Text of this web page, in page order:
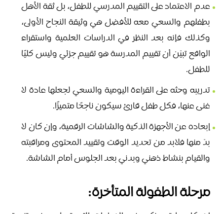
عدم الاعتماد على التقييم المدرسي للطفل، بل ثقة الأهل
بطفلهم والسعي معه للأفضل هي وثيقة النجاح الأولى،
وكذلك فإنه بعد النظر في الدراسات العلمية واستقراء
الواقع تبيّن أن تقييم المدرسة هو تقييم جزئي وليس كليًا
للطفل.
تدريبه وحثه على القراءة اليومية والسعي لجعلها عادة لا
غنى عنها، فكل طفل قارئ سيكون ناجحًا متميزًا.
إبعاده عن الأجهزة الذكية والشاشات الرقمية، وإن كان لا
بدّ منها فلابد من تحديد الوقت وتقييد المحتوى ومراقبته
والقيام بنشاط ذهني وبدني بعد الجلوس أمام الشاشة.
مرحلة الطفولة المتأخرة: